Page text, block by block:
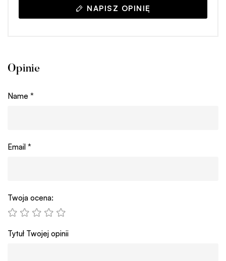
NAPISZ OPINIĘ
Opinie
Name *
Email *
Twoja ocena:
Tytuł Twojej opinii